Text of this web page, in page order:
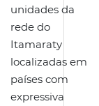
unidades da
rede do
Itamaraty
localizadas em
países com
expressiva